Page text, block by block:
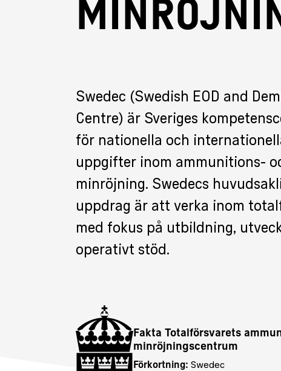
Swedec (Swedish EOD and
Centre) är Sveriges
för nationella och
uppgifter inom ammunitions-
minröjning. Swedecs
uppdrag är att verka inom
med fokus på utbildning,
operativt stöd.
Fakta Totalförsvarets
minröjningscentrum
Förkortning: Swedec